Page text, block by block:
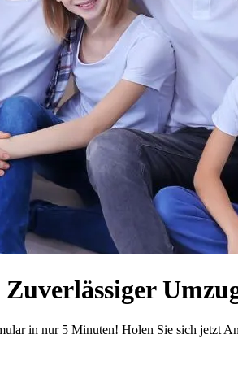
in nur 5 Minuten! Holen Sie sich jetzt